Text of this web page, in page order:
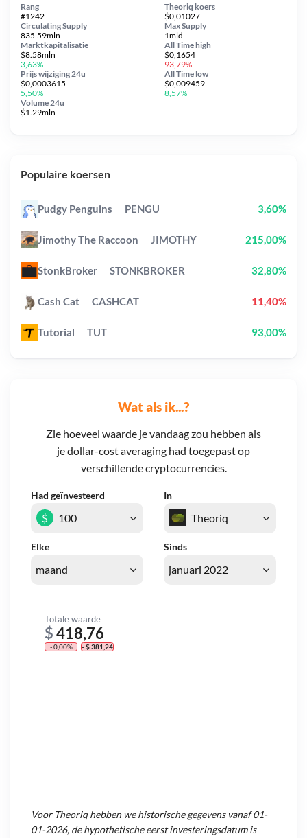
Wat als ik...?
Zie hoeveel waarde je vandaag zou hebben als
je dollar-cost averaging had toegepast op
verschillende cryptocurrencies.
Had geïnvesteerd In
Elke Sinds
$
Totale waarde
$418,76
- 0,00% - $ 381,24
Voor Theoriqhebben we historische gegevens vanaf01-
01-2026, de hypothetische eerst investeringsdatum is
Theoriq koers
$0,01027
Circulating Supply
835.59mln
Prijs wijziging 24u
$0,0003615
5,50%
Max Supply
1mld
Marktkapitalisatie
$8.58mln
3,63%
Volume 24u
$1.29mln
Rang
#1242
All Timehigh
$0,1654
93,79%
All Time low
$0,009459
8,57%
Populaire koersen
Pudgy Penguins PENGU 3,60%
Jimothy The Raccoon JIMOTHY 215,00%
StonkBroker STONKBROKER 32,80%
Cash Cat CASHCAT 11,40%
Tutorial TUT 93,00%